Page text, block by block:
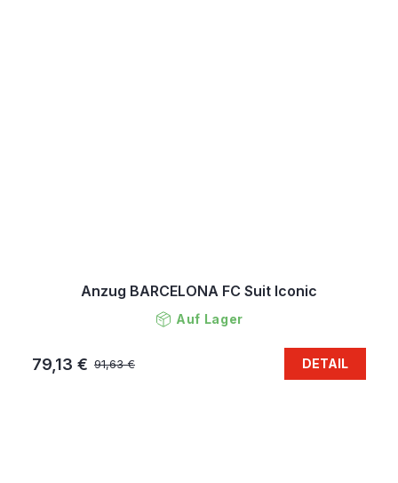
Anzug BARCELONA FC Suit Iconic
Auf Lager
91,63 €
79,13 € DETAIL